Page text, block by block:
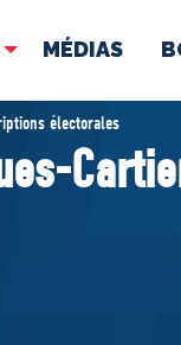
MÉDIAS
À
électorales